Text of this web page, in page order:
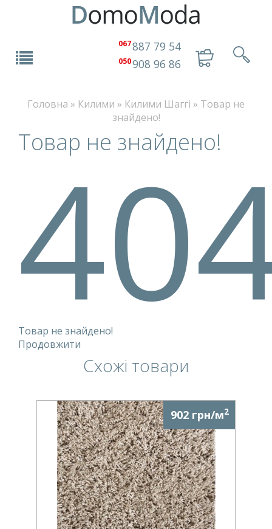
067887 79 54
050908 96 86
Головна » Килими » Килими Шаггі » Товар не
знайдено!
Товар не знайдено!
Товар не знайдено!
Продовжити
Схожі товари
902 грн/м2